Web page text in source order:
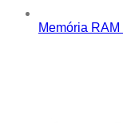
Memória